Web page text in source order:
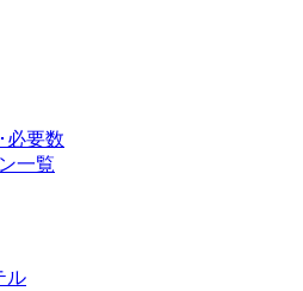
必要数
一覧
ル